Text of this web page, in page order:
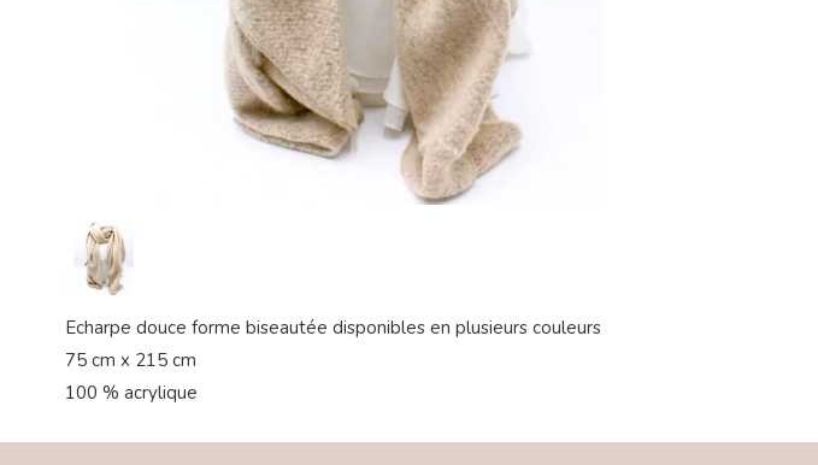
Echarpe douce forme biseautée disponibles en plusieurs couleurs
75 cm x 215 cm
100 % acrylique